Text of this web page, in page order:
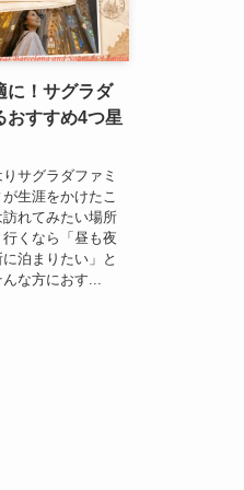
に！サグラダ
おすすめ4つ星
サグラダファミ
生涯をかけたこ
れてみたい場所
くなら「昼も夜
泊まりたい」と
な方におす...